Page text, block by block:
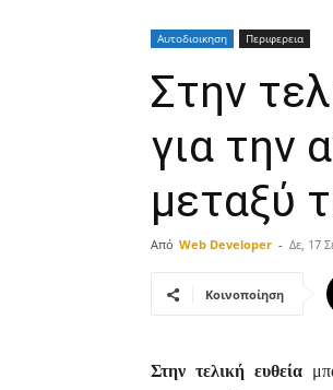
Αυτοδιοικηση Περιφερεια
Στην
για την
μεταξύ
Από Web Developer - Δε, 17
Κοινοποίηση
Στην τελική ευθεία